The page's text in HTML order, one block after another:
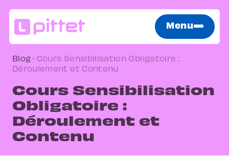
Menu
Blog · Cours Sensibilisation Obligatoire :
Déroulement et Contenu
Cours Sensibilisation
Obligatoire :
Déroulement et
Contenu